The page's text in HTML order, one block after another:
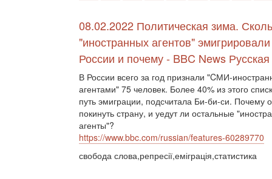
08.02.2022 Политическая зима.
"иностранных агентов"
России и почему - BBC News
В России всего за год признали "CМИ-
агентами" 75 человек. Более 40% из этого
путь эмиграции, подсчитала Би-би-си. Почему
покинуть страну, и уедут ли остальные
агенты"?
https://www.bbc.com/russian/features-60289770
свобода слова,репресії,еміграція,статистика